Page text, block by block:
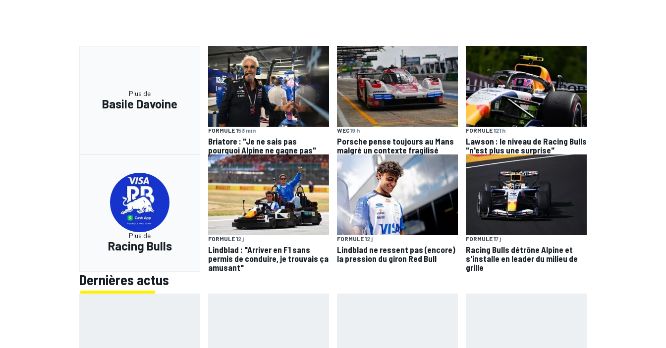
Plus de
Basile Davoine
FORMULE 153 min
Briatore : "Je ne sais pas
pourquoi Alpine ne gagne pas"
WEC19 h
Porsche pense toujours au Mans
malgré un contexte fragilisé
FORMULE 121 h
Lawson : le niveau de Racing Bulls
"n'est plus une surprise"
Plus de
Racing Bulls
FORMULE 12 j
Lindblad : "Arriver en F1 sans
permis de conduire, je trouvais ça
amusant"
FORMULE 12 j
Lindblad ne ressent pas (encore)
la pression du giron Red Bull
FORMULE 17 j
Racing Bulls détrône Alpine et
s'installe en leader du milieu de
grille
Dernières actus